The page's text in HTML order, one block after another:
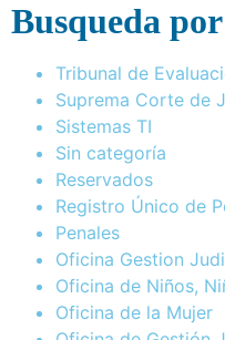
Busqueda
Tribunal de
Suprema Corte de
Sistemas TI
Sin categoría
Reservados
Registro Único de
Penales
Oficina Gestion
Oficina de Niños,
Oficina de la Mujer